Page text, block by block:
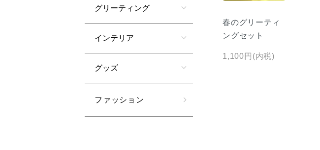
春のグリーティ
ングセット
1,100円(内税)
グリーティング
インテリア
グッズ
ファッション